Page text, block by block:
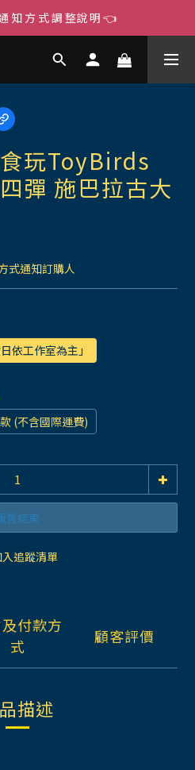
知 方 式 調 整說 明 👈
食玩ToyBirds
彈 施巴拉古大
式通知訂購人
依工作室為主」
(不含國際運費)
售結束
入追蹤清單
付款方
式
顧客評價
描述